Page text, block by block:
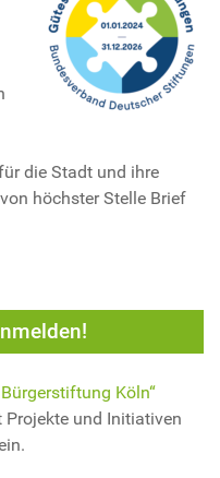
die Stadt und ihre
höchster Stelle Brief
Köln“
Projekte und Initiativen